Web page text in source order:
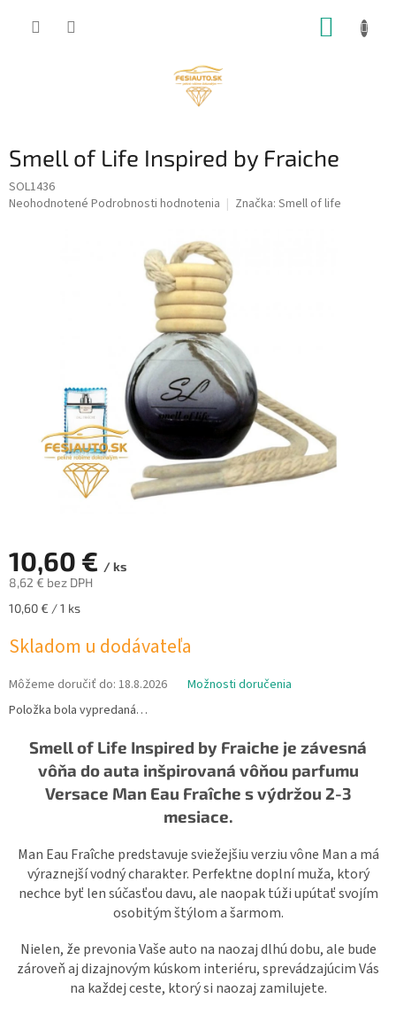
Smell of Life Inspired by Fraiche
SOL1436
Priemerné
Neohodnotené Podrobnosti hodnotenia Značka: Smell of life
10,60 € / ks
8,62 € bez DPH
Jednotková
10,60 € / 1 ks
Skladom u dodávateľa
Môžeme doručiť do: 18.8.2026
Možnosti doručenia
Položka bola vypredaná…
Smell of Life Inspired by Fraiche je závesná
vôňa do auta inšpirovaná vôňou parfumu
Versace Man Eau Fraîche s výdržou 2-3
mesiace.
Man Eau Fraîche predstavuje sviežejšiu verziu vône Man a má
výraznejší vodný charakter. Perfektne doplní muža, ktorý
nechce byť len súčasťou davu, ale naopak túži upútať svojím
osobitým štýlom a šarmom.
Nielen, že prevonia Vaše auto na naozaj dlhú dobu, ale bude
zároveň aj dizajnovým kúskom interiéru, sprevádzajúcim Vás
na každej ceste, ktorý si naozaj zamilujete.